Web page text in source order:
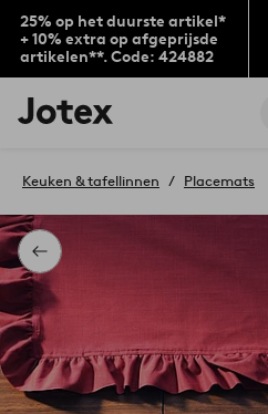
25% op het duurste artikel*
+ 10% extra op afgeprijsde
artikelen**. Code: 424882
Jotex
logo
to
home
page
Terug
Keuken & tafellinnen Placemats